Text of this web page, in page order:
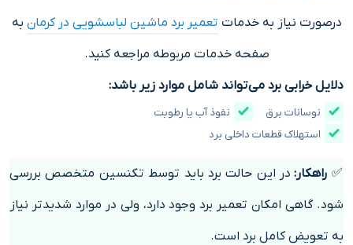
درصورت نیاز به خدمات تعمیر برد ماشین لباسشویی در کرمان به
صفحه خدمات مربوطه مراجعه کنید.
دلایل خرابی برد می‌تواند شامل موارد زیر باشد:
نوسانات برق
نفوذ آب یا رطوبت
استهلاک قطعات داخلی برد
✅ راهکار:در این حالت برد باید توسط تکنسین متخصص بررسی
شود. گاهی امکان تعمیر برد وجود دارد، ولی در موارد شدیدتر نیاز
به تعویض کامل برد است.